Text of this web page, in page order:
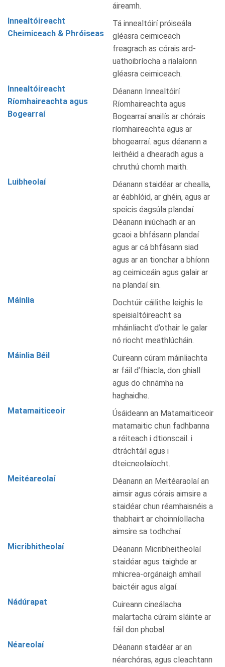
áireamh.
Innealtóireacht
Cheimiceach & Phróiseas
Tá innealtóirí próiseála
gléasra ceimiceach
freagrach as córais ard-
uathoibríocha a rialaíonn
gléasra ceimiceach.
Innealtóireacht
Ríomhaireachta agus
Bogearraí
Déanann Innealtóirí
Ríomhaireachta agus
Bogearraí anailís ar chórais
ríomhaireachta agus ar
bhogearraí. agus déanann a
leithéid a dhearadh agus a
chruthú chomh maith.
Luibheolaí
Déanann staidéar ar chealla,
ar éabhlóid, ar ghéin, agus ar
speicis éagsúla plandaí.
Déanann iniúchadh ar an
gcaoi a bhfásann plandaí
agus ar cá bhfásann siad
agus ar an tionchar a bhíonn
ag ceimiceáin agus galair ar
na plandaí sin.
Máinlia
Dochtúir cáilithe leighis le
speisialtóireacht sa
mháinliacht d’othair le galar
nó riocht meathlúcháin.
Máinlia Béil
Cuireann cúram máinliachta
ar fáil d’fhiacla, don ghiall
agus do chnámha na
haghaidhe.
Matamaiticeoir
Úsáideann an Matamaiticeoir
matamaitic chun fadhbanna
a réiteach i dtionscail. i
dtráchtáil agus i
dteicneolaíocht.
Meitéareolaí
Déanann an Meitéaraolaí an
aimsir agus córais aimsire a
staidéar chun réamhaisnéis a
thabhairt ar choinníollacha
aimsire sa todhchaí.
Micribhitheolaí
Déanann Micribheitheolaí
staidéar agus taighde ar
mhicrea-orgánaigh amhail
baictéir agus algaí.
Nádúrapat
Cuireann cineálacha
malartacha cúraim sláinte ar
fáil don phobal.
Néareolaí
Déanann staidéar ar an
néarchóras, agus cleachtann